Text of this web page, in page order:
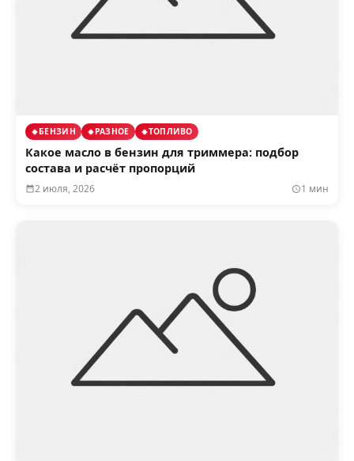
БЕНЗИН РАЗНОЕ ТОПЛИВО
Какое масло в бензин для триммера: подбор
состава и расчёт пропорций
2 июля, 2026 1 мин